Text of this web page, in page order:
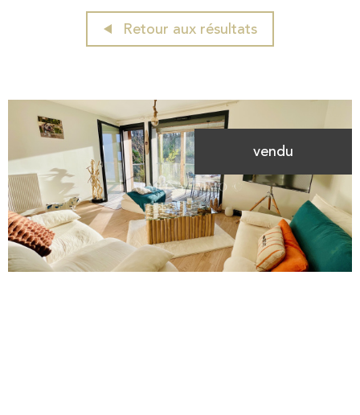
Retour aux résultats
vendu